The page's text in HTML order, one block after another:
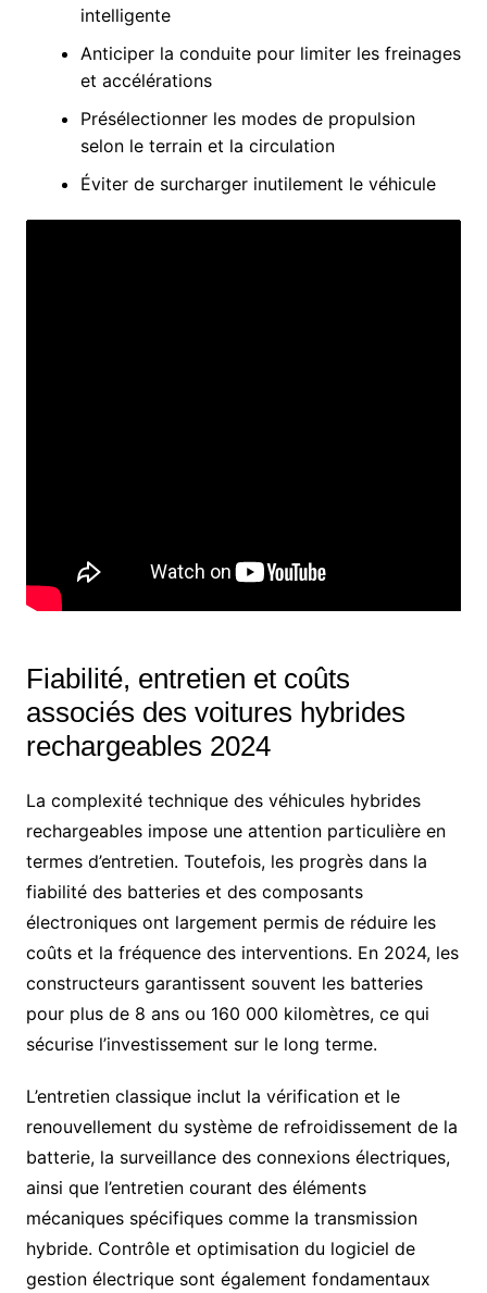
intelligente
Anticiper la conduite pour limiter les freinages
et accélérations
Présélectionner les modes de propulsion
selon le terrain et la circulation
Éviter de surcharger inutilement le véhicule
Fiabilité, entretien et coûts
associés des voitures hybrides
rechargeables 2024
La complexité technique des véhicules hybrides
rechargeables impose une attention particulière en
termes d’entretien. Toutefois, les progrès dans la
fiabilité des batteries et des composants
électroniques ont largement permis de réduire les
coûts et la fréquence des interventions. En 2024, les
constructeurs garantissent souvent les batteries
pour plus de 8 ans ou 160 000 kilomètres, ce qui
sécurise l’investissement sur le long terme.
L’entretien classique inclut la vérification et le
renouvellement du système de refroidissement de la
batterie, la surveillance des connexions électriques,
ainsi que l’entretien courant des éléments
mécaniques spécifiques comme la transmission
hybride. Contrôle et optimisation du logiciel de
gestion électrique sont également fondamentaux